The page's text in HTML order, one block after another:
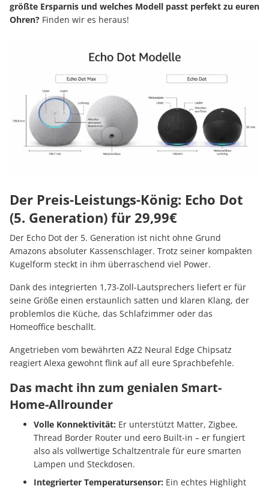
größte Ersparnis und welches Modell passt perfekt zu euren
Ohren? Finden wir es heraus!
Der Preis-Leistungs-König: Echo Dot
(5. Generation) für 29,99€
Der Echo Dot der 5. Generation ist nicht ohne Grund
Amazons absoluter Kassenschlager. Trotz seiner kompakten
Kugelform steckt in ihm überraschend viel Power.
Dank des integrierten 1,73-Zoll-Lautsprechers liefert er für
seine Größe einen erstaunlich satten und klaren Klang, der
problemlos die Küche, das Schlafzimmer oder das
Homeoffice beschallt.
Angetrieben vom bewährten AZ2 Neural Edge Chipsatz
reagiert Alexa gewohnt flink auf all eure Sprachbefehle.
Das macht ihn zum genialen Smart-
Home-Allrounder
Volle Konnektivität: Er unterstützt Matter, Zigbee,
Thread Border Router und eero Built-in – er fungiert
also als vollwertige Schaltzentrale für eure smarten
Lampen und Steckdosen.
Integrierter Temperatursensor: Ein echtes Highlight